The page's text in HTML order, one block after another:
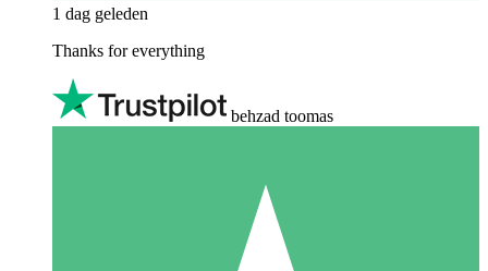
1 dag geleden
Thanks for everything
behzad toomas